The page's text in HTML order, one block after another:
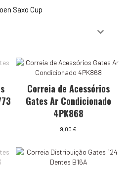
Saxo Cup
Correia de Acessórios
Gates Ar Condicionado
4PK868
9,00 €